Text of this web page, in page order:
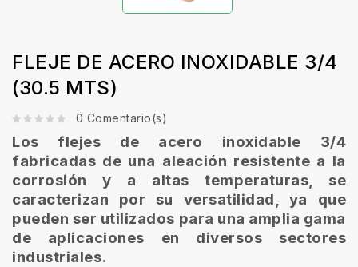
FLEJE DE ACERO INOXIDABLE 3/4
(30.5 MTS)
0 Comentario(s)
Los flejes de acero inoxidable 3/4
fabricadas de una aleación resistente a la
corrosión y a altas temperaturas, se
caracterizan por su versatilidad, ya que
pueden ser utilizados para una amplia gama
de aplicaciones en diversos sectores
industriales.